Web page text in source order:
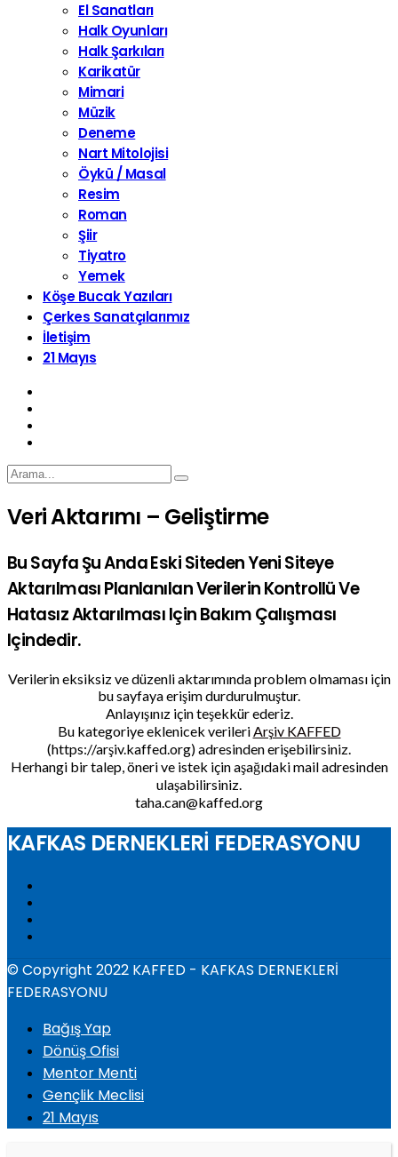
El Sanatları
Halk Oyunları
Halk Şarkıları
Karikatür
Mimari
Müzik
Deneme
Nart Mitolojisi
Öykü / Masal
Resim
Roman
Şiir
Tiyatro
Yemek
Köşe Bucak Yazıları
Çerkes Sanatçılarımız
İletişim
21 Mayıs
Veri Aktarımı – Geliştirme
Bu Sayfa Şu Anda Eski Siteden Yeni Siteye
Aktarılması Planlanılan Verilerin Kontrollü Ve
Hatasız Aktarılması Için Bakım Çalışması
Içindedir.
Verilerin eksiksiz ve düzenli aktarımında problem olmaması için
bu sayfaya erişim durdurulmuştur.
Anlayışınız için teşekkür ederiz.
Bu kategoriye eklenicek verileri Arşiv KAFFED
(https://arşiv.kaffed.org) adresinden erişebilirsiniz.
Herhangi bir talep, öneri ve istek için aşağıdaki mail adresinden
ulaşabilirsiniz.
taha.can@kaffed.org
KAFKAS DERNEKLERİ FEDERASYONU
© Copyright 2022 KAFFED - KAFKAS DERNEKLERİ
FEDERASYONU
Bağış Yap
Dönüş Ofisi
Mentor Menti
Gençlik Meclisi
21 Mayıs